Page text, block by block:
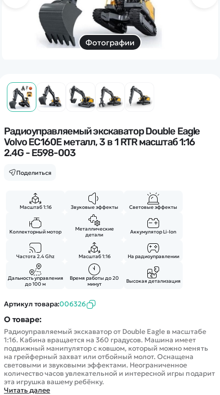
Фотографии
Радиоуправляемый экскаватор Double Eagle
Volvo EC160E металл, 3 в 1 RTR масштаб 1:16
2.4G - E598-003
Поделиться
Масштаб 1:16 Звуковые эффекты Световые эффекты
Коллекторный мотор
Металлические
детали
Аккумулятор Li-Ion
Частота 2.4 Ghz Масштаб 1:16 На радиоуправлении
Дальность управления
до 100 м
Время работы до 20
минут
Высокая детализация
Артикул товара:006326
О товаре:
Радиоуправляемый экскаватор от Double Eagle в масштабе
1:16. Кабина вращается на 360 градусов. Машина имеет
подвижный манипулятор с ковшом, который можно менять
на грейферный захват или отбойный молот. Оснащена
световыми и звуковыми эффектами. Неограниченное
количество часов увлекательной и интересной игры подарит
эта игрушка вашему ребёнку.
Читать далее
Дополнительный способ связи
WhatsApp/Мобильный
Есть вопрос? Можем связаться с вами
Наши соцсети:
Каталог
Машинки
Танки
Вертолеты
Катера
Роботы
Самолеты
Сборные модели
Спецтехника
Железные дороги
Конструкторы
Запчасти для моделей
Информация
Оптовые продажи
Статьи про беспилотники
Обзор квадрокоптеров
Аренда Квадрокоптеров
Покупка в кредит
Покупателю
Контакты
Оплата и доставка
Помощь
Отследить заказ
Оплата на сайте